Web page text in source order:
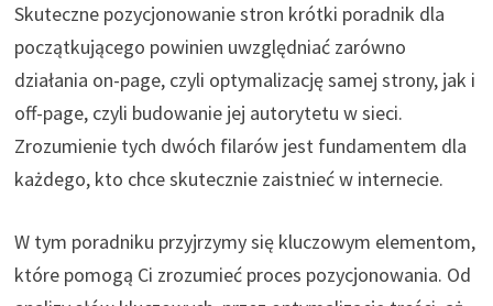
Skuteczne pozycjonowanie stron krótki poradnik dla
początkującego powinien uwzględniać zarówno
działania on-page, czyli optymalizację samej strony, jak i
off-page, czyli budowanie jej autorytetu w sieci.
Zrozumienie tych dwóch filarów jest fundamentem dla
każdego, kto chce skutecznie zaistnieć w internecie.
W tym poradniku przyjrzymy się kluczowym elementom,
które pomogą Ci zrozumieć proces pozycjonowania. Od